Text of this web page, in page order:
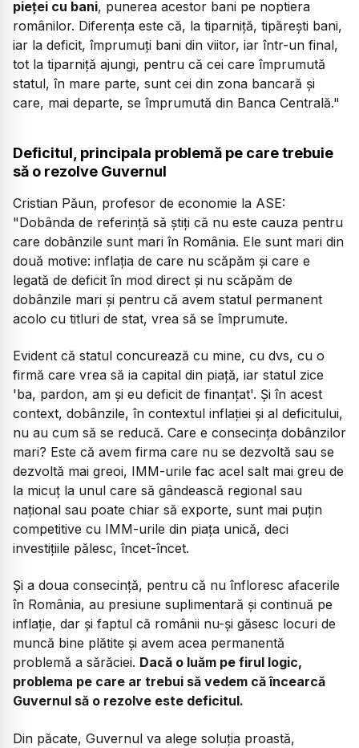
pieței cu bani, punerea acestor bani pe noptiera
românilor. Diferența este că, la tiparniță, tipărești bani,
iar la deficit, împrumuți bani din viitor, iar într-un final,
tot la tiparniță ajungi, pentru că cei care împrumută
statul, în mare parte, sunt cei din zona bancară și
care, mai departe, se împrumută din Banca Centrală."
Deficitul, principala problemă pe care trebuie
să o rezolve Guvernul
Cristian Păun, profesor de economie la ASE:
"Dobânda de referință să știți că nu este cauza pentru
care dobânzile sunt mari în România. Ele sunt mari din
două motive: inflația de care nu scăpăm și care e
legată de deficit în mod direct și nu scăpăm de
dobânzile mari și pentru că avem statul permanent
acolo cu titluri de stat, vrea să se împrumute.
Evident că statul concurează cu mine, cu dvs, cu o
firmă care vrea să ia capital din piață, iar statul zice
'ba, pardon, am și eu deficit de finanțat'. Și în acest
context, dobânzile, în contextul inflației și al deficitului,
nu au cum să se reducă. Care e consecința dobânzilor
mari? Este că avem firma care nu se dezvoltă sau se
dezvoltă mai greoi, IMM-urile fac acel salt mai greu de
la micuț la unul care să gândească regional sau
național sau poate chiar să exporte, sunt mai puțin
competitive cu IMM-urile din piața unică, deci
investițiile pălesc, încet-încet.
Și a doua consecință, pentru că nu înfloresc afacerile
în România, au presiune suplimentară și continuă pe
inflație, dar și faptul că românii nu-și găsesc locuri de
muncă bine plătite și avem acea permanentă
problemă a sărăciei. Dacă o luăm pe firul logic,
problema pe care ar trebui să vedem că încearcă
Guvernul să o rezolve este deficitul.
Din păcate, Guvernul va alege soluția proastă,